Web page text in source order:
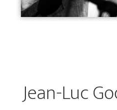
Jean-Luc